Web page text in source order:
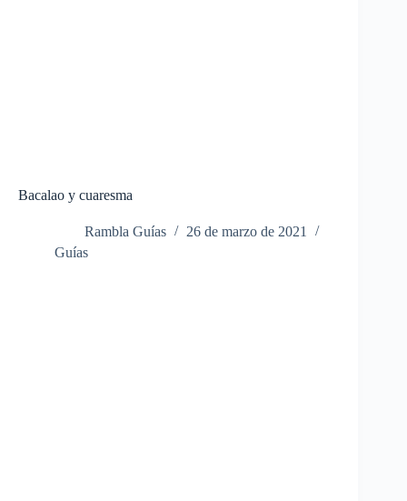
Bacalao y cuaresma
Rambla Guías
26 de marzo de 2021
Guías